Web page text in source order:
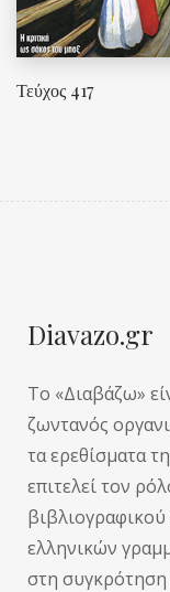
Τεύχος 417
Diavazo.gr
Το «Διαβάζω»
ζωντανός
τα ερεθίσματα
επιτελεί τον
ελληνικών
στη συγκρότηση